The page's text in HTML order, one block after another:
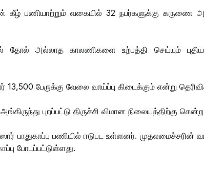
கீழ் பணியாற்றும் வகையில் 32 நபர்களுக்கு
தோல் அல்லாத காலணிகளை உற்பத்தி செய்யும்
பேருக்கு வேலை வாய்ப்பு கிடைக்கும் என்று
புறப்பட்டு திருச்சி விமான நிலையத்திற்கு
பாதுகாப்பு பணியில் ஈடுபட உள்ளனர்.
போடப்பட்டுள்ளது.